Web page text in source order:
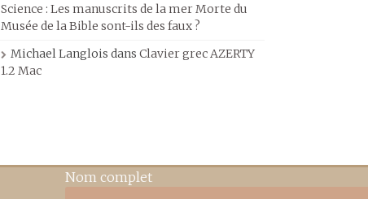
Science : Les manuscrits de la mer Morte du
Musée de la Bible sont-ils des faux ?
Michael Langlois dans Clavier grec AZERTY
1.2 Mac
Nom complet